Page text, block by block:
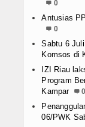
0
Antusias
0
Sabtu 6
Komsos di
IZI Riau
Program
Kampar
0
06/PWK